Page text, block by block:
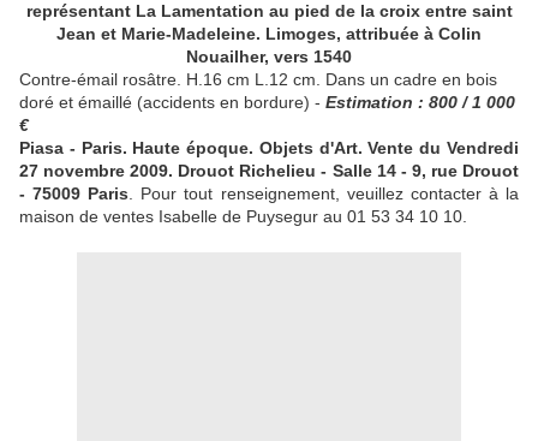
représentant La Lamentation au pied de la croix entre saint
Jean et Marie-Madeleine. Limoges, attribuée à Colin
Nouailher, vers 1540
Contre-émail rosâtre. H.16 cm L.12 cm. Dans un cadre en bois
doré et émaillé (accidents en bordure) - Estimation : 800 / 1 000
€
Piasa - Paris. Haute époque. Objets d'Art. Vente du Vendredi
27 novembre 2009. Drouot Richelieu - Salle 14 - 9, rue Drouot
- 75009 Paris . Pour tout renseignement, veuillez contacter à la
maison de ventes Isabelle de Puysegur au 01 53 34 10 10.